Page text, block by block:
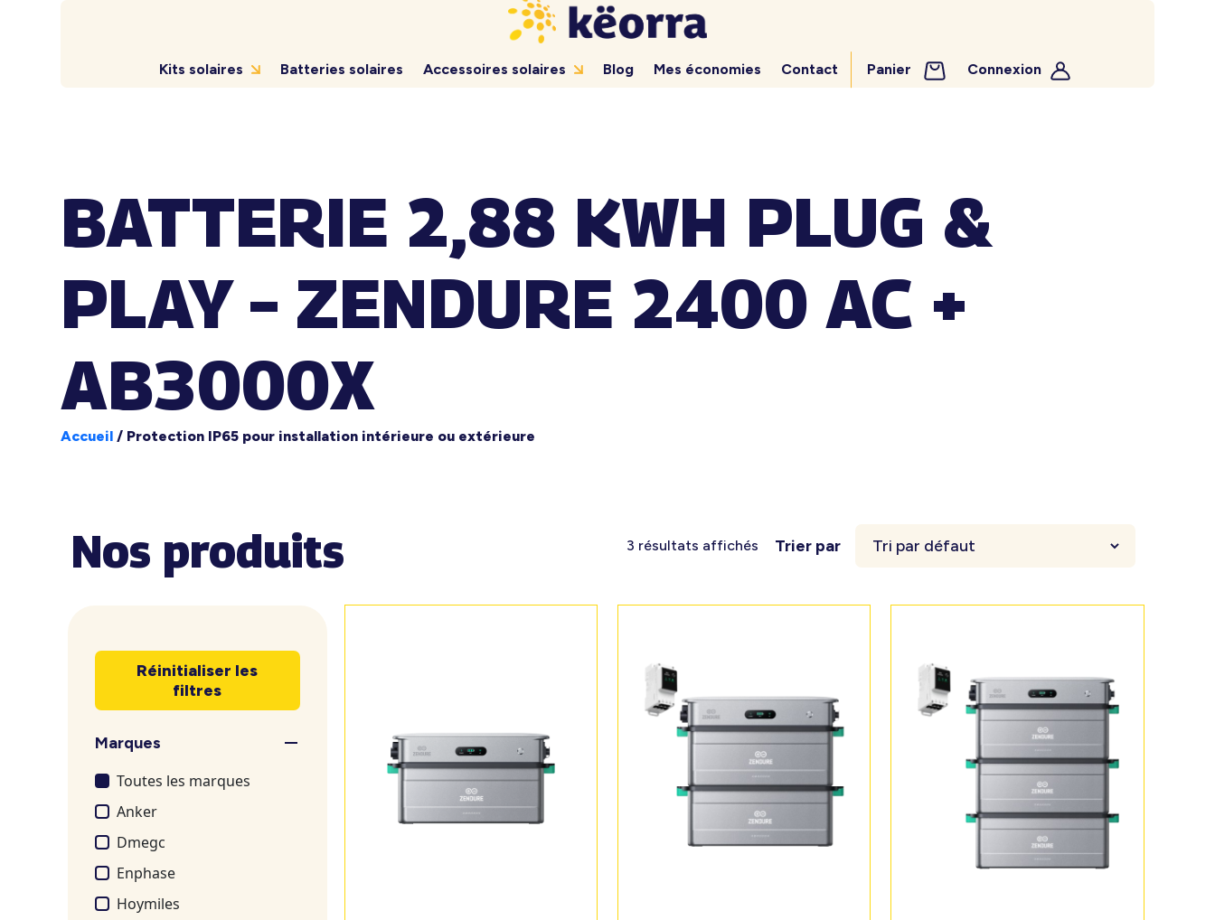
Kits solaires Batteries solaires Accessoires solaires Blog Mes économies Contact Panier Connexion
BATTERIE 2,88 KWH PLUG &
PLAY – ZENDURE 2400 AC +
AB3000X
Accueil / Protection IP65 pour installation intérieure ou extérieure
Nos produits 3 résultats affichés Trier par
Réinitialiser les
filtres
Marques
Toutes les marques
Anker
Dmegc
Enphase
Hoymiles